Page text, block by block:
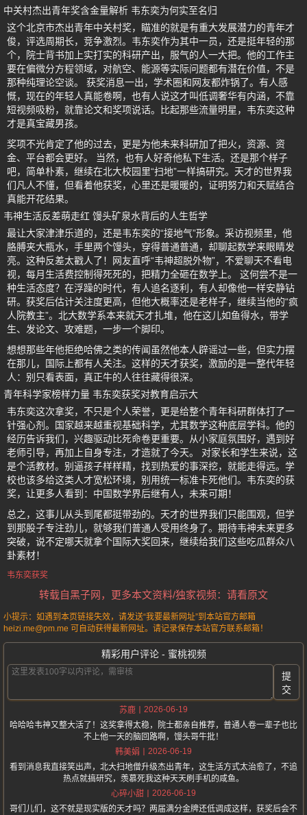
中关村杰出青年奖含金量解析 韦东奕为何实至名归
这个北京市杰出青年中关村奖，瞄准的就是有重大发展潜力的青年才
俊，评选周期长，竞争激烈。韦东奕作为其中一员，还是挺年轻的那
个，院士背书加上实打实的科研产出，服气的人一大把。他的工作主
要在偏微分方程领域，对航空、能源等实际问题都有潜在价值，不是
那种纯理论空谈。 获奖消息一出，学术圈和网友都炸锅了。有人感
慨，现在的年轻人真能卷啊，也有人说这才叫低调奢华有内涵，不靠
短视频吸粉，就靠论文和奖项说话。比起那些流量明星，韦东奕这种
才是真宝藏男孩。
奖项不光肯定了他的过去，更是为他未来科研加了把火，资源、资
金、平台都会更好。 当然，也有人好奇他私下生活。还是那个样子
吧，简单朴素，继续在北大校园里“扫地”一样搞研究。天才的世界我
们凡人不懂，但看着他获奖，心里还是暖暖的，证明努力和天赋结合
真能开花结果。
韦神生活反差萌走红 馒头矿泉水背后的人生哲学
最让大家津津乐道的，还是韦东奕的“接地气”形象。采访视频里，他
胳膊夹大瓶水，手里两个馒头，穿得普通普通，却聊起数学来眼睛发
亮。这种反差太戳人了！网友直呼“韦神超脱外物”，不爱聊天不看电
视，每月生活费控制得死死的，把精力全砸在数学上。 这何尝不是一
种生活态度？在浮躁的时代，有人追名逐利，有人却像他一样安静钻
研。获奖后估计关注度更高，但他大概率还是老样子，继续当他的“疯
人院教主”。北大数学系本来就天才扎堆，他在这儿如鱼得水，带学
生、发论文、攻难题，一步一个脚印。
想想那些年他拒绝哈佛之类的传闻虽然他本人辟谣过一些，但实力摆
在那儿，国际上都有人关注。这样的天才获奖，激励的是一整代年轻
人：别只看表面，真正牛的人往往藏得很深。
青年科学家榜样力量 韦东奕获奖对教育启示大
韦东奕这次拿奖，不只是个人荣誉，更是给整个青年科研群体打了一
针强心剂。国家越来越重视基础科学，尤其数学这种底层学科。他的
经历告诉我们，兴趣驱动比死命卷更重要。从小家庭氛围好，遇到好
老师引导，再加上自身专注，才造就了今天。 对家长和学生来说，这
是个活教材。别逼孩子样样精，找到热爱的事深挖，就能走得远。学
校也该多给这类人才宽松环境，别用统一标准卡死他们。韦东奕的获
奖，让更多人看到：中国数学界后继有人，未来可期！
总之，这事儿从头到尾都挺带劲的。天才的世界我们只能围观，但学
到那股子专注劲儿，就够我们普通人受用终身了。期待韦神未来更多
突破，说不定哪天就拿个国际大奖回来，继续给我们这些吃瓜群众八
卦素材！
韦东奕获奖
转载自黑子网，更多本文资料/独家视频：请看原文
小提示：如遇到本页链接失效，请发送“我要最新网址”到本站官方邮箱
heizi.me@pm.me 可自动获得最新网址。请记录保存本站官方联系邮箱！
精彩用户评论 - 蜜桃视频
提
交
苏鹿
2026-06-19
哈哈哈韦神又整大活了！这奖拿得太稳，院士都亲自推荐，普通人卷一辈子也比
不上他一天的脑回路啊，馒头哥牛批！
韩美娟
2026-06-19
看到消息我直接笑出声，北大扫地僧升级杰出青年，这生活方式太治愈了，不追
热点就搞研究，羡慕死我这种天天刷手机的咸鱼。
心碎小甜
2026-06-19
哥们儿们，这不就是现实版的天才吗？两届满分金牌还低调成这样，获奖后会不